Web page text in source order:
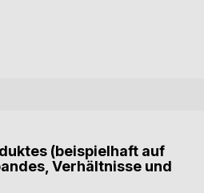
(beispielhaft auf
Verhältnisse und